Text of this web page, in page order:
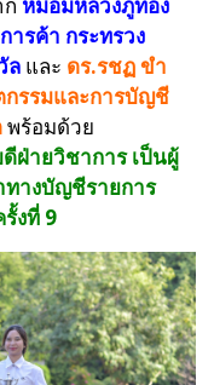
รค้า กระทรวง
ล และ ดร.รชฏ ขำ
รรมและการบัญชี
พร้อมด้วย
ฝ่ายวิชาการ เป็นผู้
างบัญชีรายการ
งที่ 9